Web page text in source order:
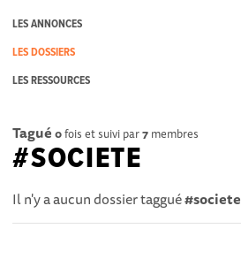
LES ANNONCES
LES DOSSIERS
LES RESSOURCES
Tagué 0fois et suivi par7 membres
#SOCIETE
Il n'y a aucun dossier taggué#societe